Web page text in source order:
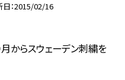
日 2015/02/16
からスウェーデン刺繍を